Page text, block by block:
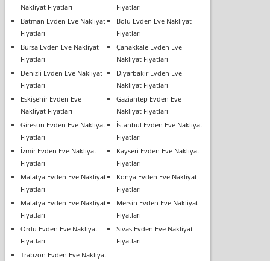
Nakliyat Fiyatları
Fiyatları
Batman Evden Eve Nakliyat
Fiyatları
Bolu Evden Eve Nakliyat
Fiyatları
Bursa Evden Eve Nakliyat
Fiyatları
Çanakkale Evden Eve
Nakliyat Fiyatları
Denizli Evden Eve Nakliyat
Fiyatları
Diyarbakır Evden Eve
Nakliyat Fiyatları
Eskişehir Evden Eve
Nakliyat Fiyatları
Gaziantep Evden Eve
Nakliyat Fiyatları
Giresun Evden Eve Nakliyat
Fiyatları
İstanbul Evden Eve Nakliyat
Fiyatları
İzmir Evden Eve Nakliyat
Fiyatları
Kayseri Evden Eve Nakliyat
Fiyatları
Malatya Evden Eve Nakliyat
Fiyatları
Konya Evden Eve Nakliyat
Fiyatları
Malatya Evden Eve Nakliyat
Fiyatları
Mersin Evden Eve Nakliyat
Fiyatları
Ordu Evden Eve Nakliyat
Fiyatları
Sivas Evden Eve Nakliyat
Fiyatları
Trabzon Evden Eve Nakliyat